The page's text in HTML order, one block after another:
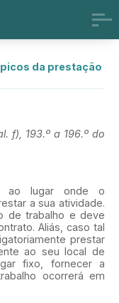
da prestação
f), 193.º a 196.º do
ao lugar onde o
a sua atividade.
de trabalho e deve
Aliás, caso tal
prestar
ao seu local de
fixo, fornecer a
ocorrerá em